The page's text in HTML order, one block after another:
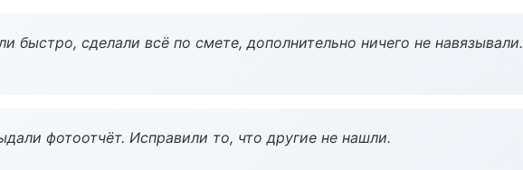
быстро, сделали всё по смете, дополнительно ничего не навязывали.
фотоотчёт. Исправили то, что другие не нашли.